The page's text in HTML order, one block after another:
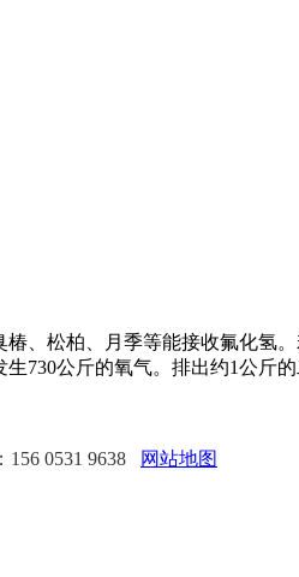
松柏、月季等能接收氟化氢
730公斤的氧气。排出约1公
156 0531 9638
网站地图